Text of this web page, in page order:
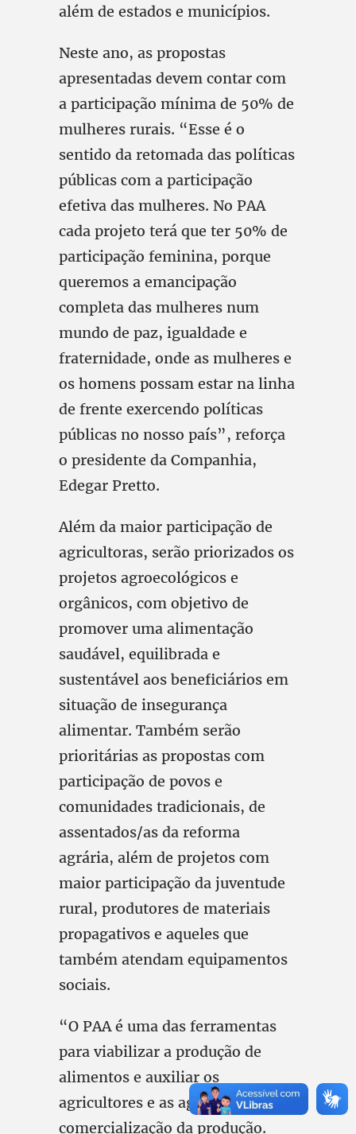
além de estados e municípios.
Neste ano, as propostas
apresentadas devem contar com
a participação mínima de 50% de
mulheres rurais. “Esse é o
sentido da retomada das políticas
públicas com a participação
efetiva das mulheres. No PAA
cada projeto terá que ter 50% de
participação feminina, porque
queremos a emancipação
completa das mulheres num
mundo de paz, igualdade e
fraternidade, onde as mulheres e
os homens possam estar na linha
de frente exercendo políticas
públicas no nosso país”, reforça
o presidente da Companhia,
Edegar Pretto.
Além da maior participação de
agricultoras, serão priorizados os
projetos agroecológicos e
orgânicos, com objetivo de
promover uma alimentação
saudável, equilibrada e
sustentável aos beneficiários em
situação de insegurança
alimentar. Também serão
prioritárias as propostas com
participação de povos e
comunidades tradicionais, de
assentados/as da reforma
agrária, além de projetos com
maior participação da juventude
rural, produtores de materiais
propagativos e aqueles que
também atendam equipamentos
sociais.
“O PAA é uma das ferramentas
para viabilizar a produção de
alimentos e auxiliar os
agricultores e as agricultoras na
comercialização da produção.